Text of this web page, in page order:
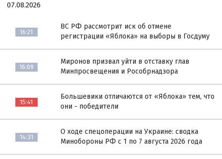
07.08.2026
16:21
ВС РФ рассмотрит иск об отмене
регистрации «Яблока» на выборы в Госдуму
16:09
Миронов призвал уйти в отставку глав
Минпросвещения и Рособрнадзора
15:41
Большевики отличаются от «Яблока» тем, что
они - победители
14:31
О ходе спецоперации на Украине: сводка
Минобороны РФ с 1 по 7 августа 2026 года